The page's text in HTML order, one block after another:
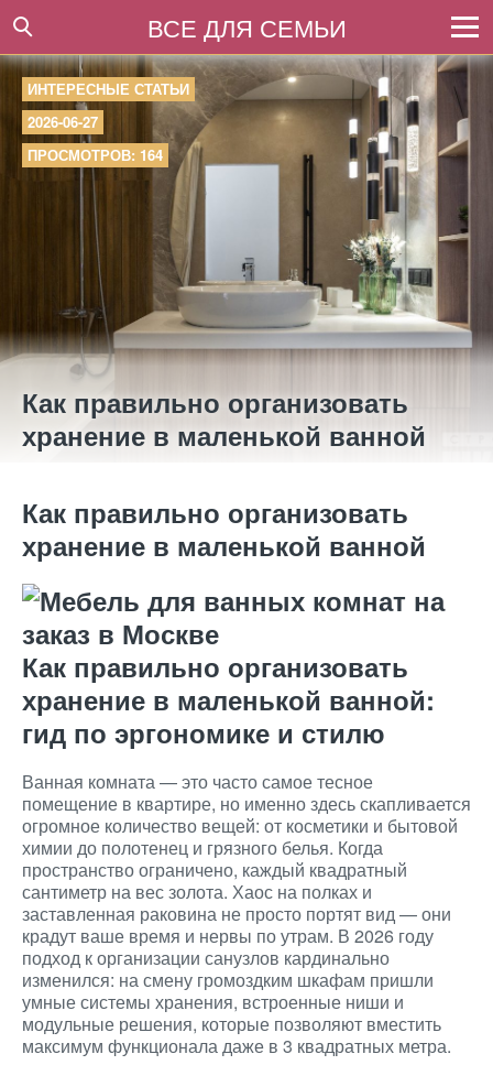
ВСЕ ДЛЯ СЕМЬИ
ИНТЕРЕСНЫЕ СТАТЬИ
2026-06-27
ПРОСМОТРОВ: 164
Как правильно организовать
хранение в маленькой ванной
Как правильно организовать
хранение в маленькой ванной
Как правильно организовать
хранение в маленькой ванной:
гид по эргономике и стилю
Ванная комната — это часто самое тесное
помещение в квартире, но именно здесь скапливается
огромное количество вещей: от косметики и бытовой
химии до полотенец и грязного белья. Когда
пространство ограничено, каждый квадратный
сантиметр на вес золота. Хаос на полках и
заставленная раковина не просто портят вид — они
крадут ваше время и нервы по утрам. В 2026 году
подход к организации санузлов кардинально
изменился: на смену громоздким шкафам пришли
умные системы хранения, встроенные ниши и
модульные решения, которые позволяют вместить
максимум функционала даже в 3 квадратных метра.